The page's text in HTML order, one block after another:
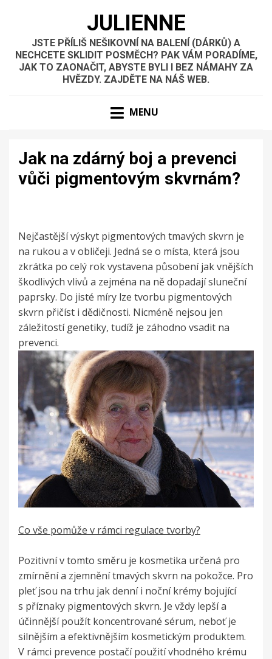
JULIENNE
JSTE PŘÍLIŠ NEŠIKOVNÍ NA BALENÍ (DÁRKŮ) A
NECHCETE SKLIDIT POSMĚCH? PAK VÁM PORADÍME,
JAK TO ZAONAČIT, ABYSTE BYLI I BEZ NÁMAHY ZA
HVĚZDY. ZAJDĚTE NA NÁŠ WEB.
MENU
Jak na zdárný boj a prevenci
vůči pigmentovým skvrnám?
Nejčastější výskyt pigmentových tmavých skvrn je
na rukou a v obličeji. Jedná se o místa, která jsou
zkrátka po celý rok vystavena působení jak vnějších
škodlivých vlivů a zejména na ně dopadají sluneční
paprsky. Do jisté míry lze tvorbu pigmentových
skvrn přičíst i dědičnosti. Nicméně nejsou jen
záležitostí genetiky, tudíž je záhodno vsadit na
prevenci.
Co vše pomůže v rámci regulace tvorby?
Pozitivní v tomto směru je kosmetika určená pro
zmírnění a zjemnění tmavých skvrn na pokožce. Pro
pleť jsou na trhu jak denní i noční krémy bojující
s příznaky pigmentových skvrn. Je vždy lepší a
účinnější použít koncentrované sérum, neboť je
silnějším a efektivnějším kosmetickým produktem.
V rámci prevence postačí použití vhodného krému